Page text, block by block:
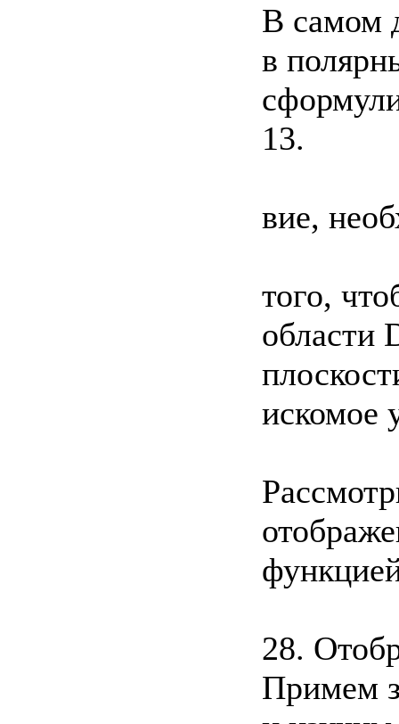
В самом
в
13.
вие,
того,
области
искомое
28.
Примем